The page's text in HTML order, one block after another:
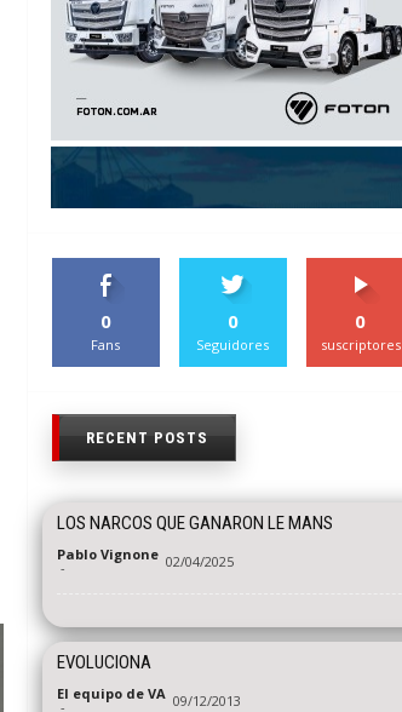
0
Fans
0
Seguidores
0
suscriptores
RECENT POSTS
LOS NARCOS QUE GANARON LE MANS
Pablo Vignone
- 02/04/2025
EVOLUCIONA
El equipo de VA
- 09/12/2013